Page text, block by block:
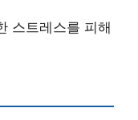
스트레스를 피해